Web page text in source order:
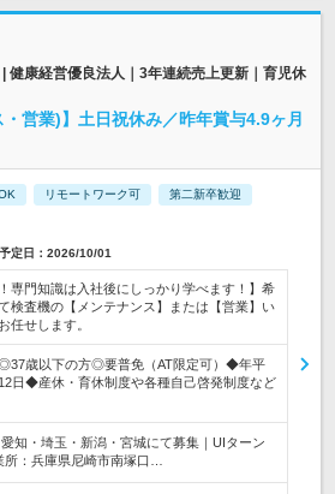
健康経営優良法人｜3年連続売上更新｜育児休
・営業)】土日祝休み／昨年賞与4.9ヶ月
リモートワーク可 第二新卒歓迎
定日：2026/10/01
専門知識は入社後にしっかり学べます！】希
検査機の【メンテナンス】または【営業】い
任せします。
◎37歳以下の方◎要普免（AT限定可）◆年平
日◆産休・育休制度や各種自己啓発制度など
愛知・埼玉・新潟・宮城にて募集｜UIターン
所：兵庫県尼崎市南塚口…